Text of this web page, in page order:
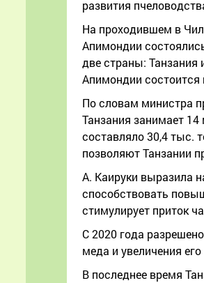
развития
На проходившем в
Апимондии
две страны:
Апимондии состоится
По словам министра
Танзания занимает
составляло 30,4 тыс.
позволяют Танзании
А. Каируки выразила
способствовать
стимулирует приток
С 2020 года
меда и увеличения
В последнее время